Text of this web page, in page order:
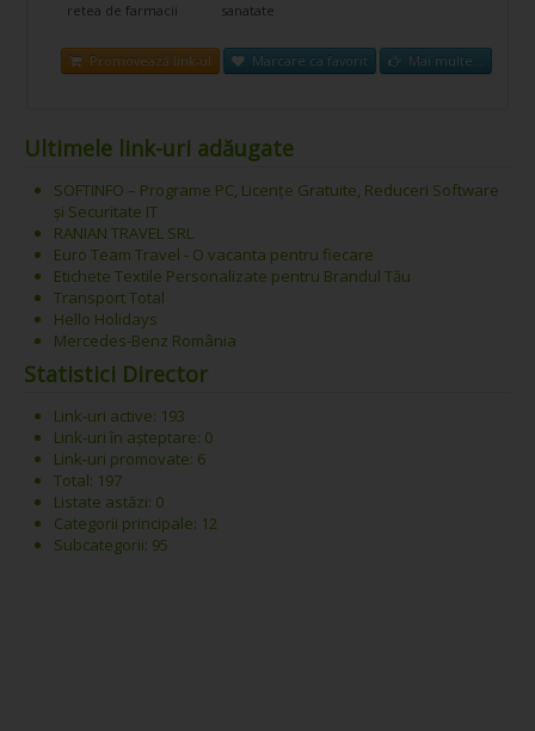
retea de farmacii sanatate
Promovează link-ul Marcare ca favorit Mai multe...
Ultimele link-uri adăugate
SOFTINFO – Programe PC, Licențe Gratuite, Reduceri Software
și Securitate IT
RANIAN TRAVEL SRL
Euro Team Travel - O vacanta pentru fiecare
Etichete Textile Personalizate pentru Brandul Tău
Transport Total
Hello Holidays
Mercedes-Benz România
Statistici Director
Link-uri active: 193
Link-uri în așteptare: 0
Link-uri promovate: 6
Total: 197
Listate astăzi: 0
Categorii principale: 12
Subcategorii: 95